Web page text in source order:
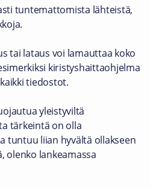
tuntemattomista lähteistä,
tai lataus voi lamauttaa koko
kiristyshaittaohjelma
tiedostot.
yleistyviltä
tärkeintä on olla
tuntuu liian hyvältä ollakseen
olenko lankeamassa